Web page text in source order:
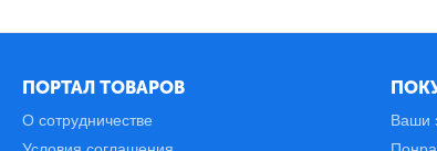
ПОРТАЛ ТОВАРОВ
О сотрудничестве
Ваши